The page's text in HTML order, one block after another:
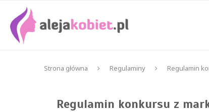
Strona główna Regulaminy
Regulamin
Regulamin konkursu z